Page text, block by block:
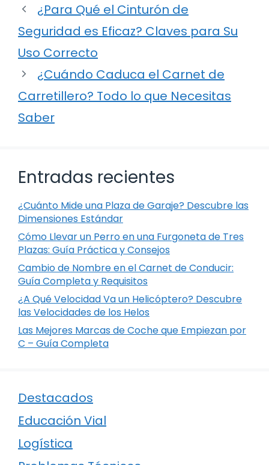
¿Para Qué el Cinturón de
Seguridad es Eficaz? Claves para Su
Uso Correcto
¿Cuándo Caduca el Carnet de
Carretillero? Todo lo que Necesitas
Saber
Entradas recientes
¿Cuánto Mide una Plaza de Garaje? Descubre las
Dimensiones Estándar
Cómo Llevar un Perro en una Furgoneta de Tres
Plazas: Guía Práctica y Consejos
Cambio de Nombre en el Carnet de Conducir:
Guía Completa y Requisitos
¿A Qué Velocidad Va un Helicóptero? Descubre
las Velocidades de los Helos
Las Mejores Marcas de Coche que Empiezan por
C – Guía Completa
Destacados
Educación Vial
Logística